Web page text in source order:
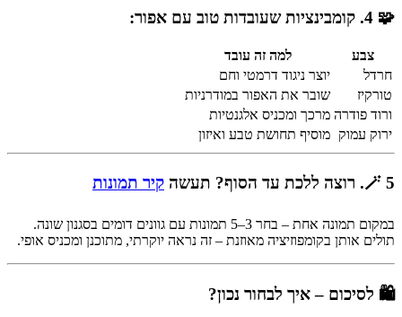
🧩 4. קומבינציות שעובדות טוב עם אפור:
צבע
למה זה עובד
חרדל
יוצר ניגוד דרמטי וחם
טורקיז
שובר את האפור במודרניות
ורוד פודרה מרכך ומכניס אלגנטיות
ירוק עמוק מוסיף תחושת טבע ואיזון
🪄 5. רוצה ללכת עד הסוף? תעשה קיר תמונות
במקום תמונה אחת – בחר 3–5 תמונות עם גוונים דומים בסגנון שונה.
תולים אותן בקומפוזיציה מאוזנת – זה נראה יוקרתי, מתוכנן ומכניס אופי.
🛍 לסיכום – איך לבחור נכון?